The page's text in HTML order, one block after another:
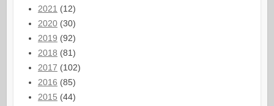
2021 (12)
2020(30)
2019 (92)
2018 (81)
2017 (102)
2016 (85)
2015 (44)